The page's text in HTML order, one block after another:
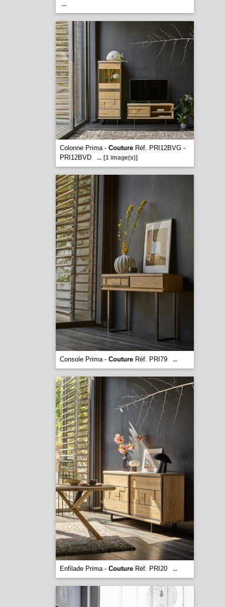
...
Colonne Prima - CoutureRéf. PRI12BVG -
PRI12BVD
... [1 image(s)]
Console Prima - CoutureRéf. PRI79 ...
Enfilade Prima - CoutureRéf. PRI20 ...